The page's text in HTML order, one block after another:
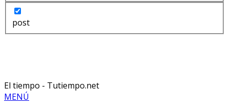
post
El tiempo - Tutiempo.net
MENÚ